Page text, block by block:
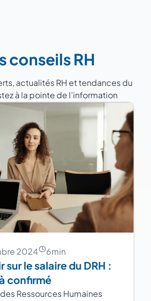
la mise en place d'un SIRH.
et les spécificités du marché
votre territoire.
conseils RH
actualités RH et tendances du
à la pointe de l’information
2024 6min
sur le salaire du DRH :
confirmé
Ressources Humaines